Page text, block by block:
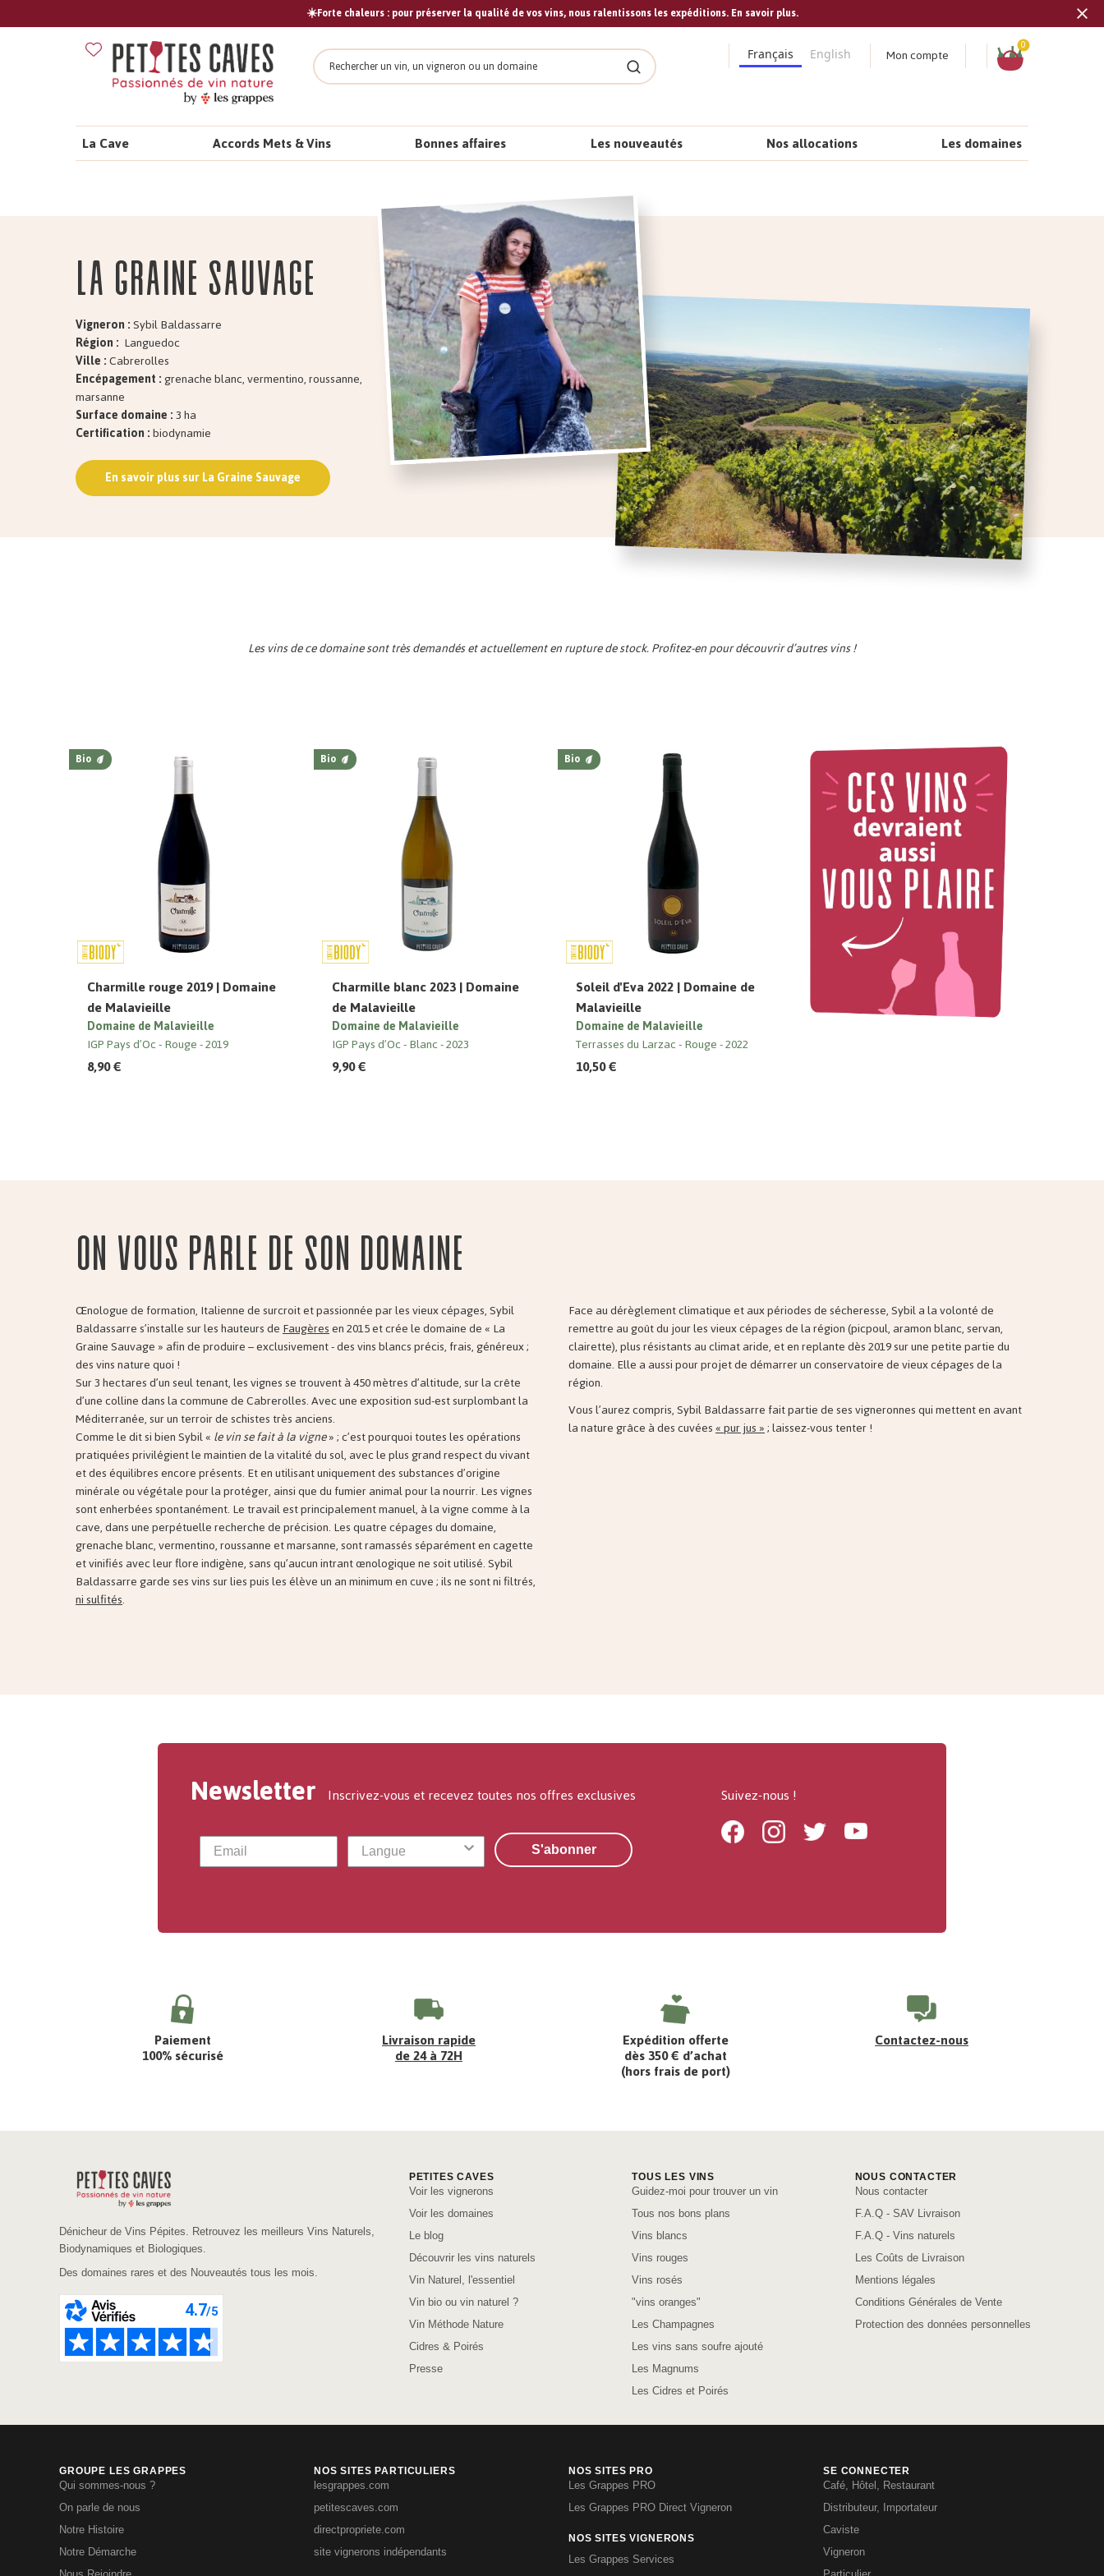
☀️Forte chaleurs : pour préserver la qualité de vos vins, nous ralentissons les expéditions. En savoir plus.
Rechercher
Rechercher
Français English Mon compte
Panier
0
La Cave Accords Mets & Vins Bonnes affaires Les nouveautés Nos allocations Les domaines
La Graine SAUVAGE
Vigneron :Sybil Baldassarre
Région : Languedoc
Ville :Cabrerolles
Encépagement :grenache blanc, vermentino, roussanne,
marsanne
Surface domaine :3 ha
Certification :biodynamie
En savoir plus sur La Graine Sauvage
Les vins de ce domaine sont très demandés et actuellement en rupture de stock. Profitez-en pour découvrir d’autres vins !
Bio
Charmille rouge 2019 | Domaine
de Malavieille
Domaine de Malavieille
IGP Pays d’Oc Rouge 2019
8,90 €
Bio
Charmille blanc 2023 | Domaine
de Malavieille
Domaine de Malavieille
IGP Pays d’Oc Blanc 2023
9,90 €
Bio
Soleil d'Eva 2022 | Domaine de
Malavieille
Domaine de Malavieille
Terrasses du Larzac Rouge 2022
10,50 €
On vous parle de son domaine
Œnologue de formation, Italienne de surcroit et passionnée par les vieux cépages, Sybil
Baldassarre s’installe sur les hauteurs deFaugèresen 2015 et crée le domaine de « La
Graine Sauvage » afin de produire – exclusivement - des vins blancs précis, frais, généreux ;
des vins nature quoi !
Sur 3 hectares d’un seul tenant, les vignes se trouvent à 450 mètres d’altitude, sur la crête
d’une colline dans la commune de Cabrerolles. Avec une exposition sud-est surplombant la
Méditerranée, sur un terroir de schistes très anciens.
Comme le dit si bien Sybil «le vin se fait à la vigne» ; c’est pourquoi toutes les opérations
pratiquées privilégient le maintien de la vitalité du sol, avec le plus grand respect du vivant
et des équilibres encore présents. Et en utilisant uniquement des substances d’origine
minérale ou végétale pour la protéger, ainsi que du fumier animal pour la nourrir. Les vignes
sont enherbées spontanément. Le travail est principalement manuel, à la vigne comme à la
cave, dans une perpétuelle recherche de précision. Les quatre cépages du domaine,
grenache blanc, vermentino, roussanne et marsanne, sont ramassés séparément en cagette
et vinifiés avec leur flore indigène, sans qu’aucun intrant œnologique ne soit utilisé. Sybil
Baldassarre garde ses vins sur lies puis les élève un an minimum en cuve ; ils ne sont ni filtrés,
ni sulfités.
Face au dérèglement climatique et aux périodes de sécheresse, Sybil a la volonté de
remettre au goût du jour les vieux cépages de la région (picpoul, aramon blanc, servan,
clairette), plus résistants au climat aride, et en replante dès 2019 sur une petite partie du
domaine. Elle a aussi pour projet de démarrer un conservatoire de vieux cépages de la
région.
Vous l’aurez compris, Sybil Baldassarre fait partie de ses vigneronnes qui mettent en avant
la nature grâce à des cuvées« pur jus »; laissez-vous tenter !
Newsletter Inscrivez-vous et recevez toutes nos offres exclusives
S'abonner
Suivez-nous !
FacebookInstagramTwitter Youtube
Paiement
100% sécurisé
Livraison rapide
de 24 à 72H
Expédition offerte
dès 350 € d’achat
(hors frais de port)
Contactez-nous
Dénicheur de Vins Pépites. Retrouvez les meilleurs Vins Naturels,
Biodynamiques et Biologiques.
Des domaines rares et des Nouveautés tous les mois.
PETITES CAVES
Voir les vignerons
Voir les domaines
Le blog
Découvrir les vins naturels
Vin Naturel, l'essentiel
Vin bio ou vin naturel ?
Vin Méthode Nature
Cidres & Poirés
Presse
TOUS LES VINS
Guidez-moi pour trouver un vin
Tous nos bons plans
Vins blancs
Vins rouges
Vins rosés
"vins oranges"
Les Champagnes
Les vins sans soufre ajouté
Les Magnums
Les Cidres et Poirés
NOUS CONTACTER
Nous contacter
F.A.Q - SAV Livraison
F.A.Q - Vins naturels
Les Coûts de Livraison
Mentions légales
Conditions Générales de Vente
Protection des données personnelles
GROUPE LES GRAPPES
Qui sommes-nous ?
On parle de nous
Notre Histoire
Notre Démarche
NOS SITES PARTICULIERS
lesgrappes.com
petitescaves.com
directpropriete.com
site vignerons indépendants
NOS SITES PRO
Les Grappes PRO
Les Grappes PRO Direct Vigneron
NOS SITES VIGNERONS
Les Grappes Services
SE CONNECTER
Café, Hôtel, Restaurant
Distributeur, Importateur
Caviste
Vigneron